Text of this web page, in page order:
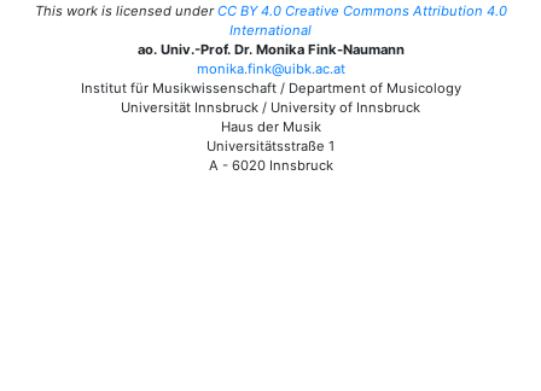
This work is licensed underCC BY 4.0 Creative Commons Attribution 4.0
International
ao. Univ.-Prof. Dr. Monika Fink-Naumann
monika.fink@uibk.ac.at
Institut für Musikwissenschaft / Department of Musicology
Universität Innsbruck / University of Innsbruck
Haus der Musik
Universitätsstraße 1
A - 6020 Innsbruck